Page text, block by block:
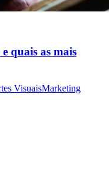
quais as mais
VisuaisMarketing